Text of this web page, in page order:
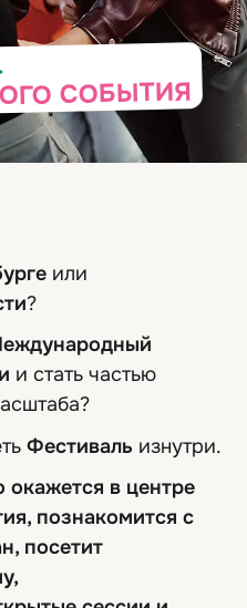
СОБЫТИЯ
или
?
и стать частью
Фестиваль изнутри.
окажется в центре
познакомится с
посетит